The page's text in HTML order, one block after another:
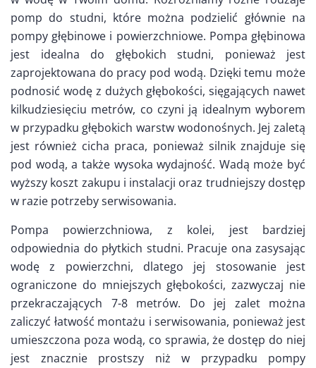
pomp do studni, które można podzielić głównie na
pompy głębinowe i powierzchniowe. Pompa głębinowa
jest idealna do głębokich studni, ponieważ jest
zaprojektowana do pracy pod wodą. Dzięki temu może
podnosić wodę z dużych głębokości, sięgających nawet
kilkudziesięciu metrów, co czyni ją idealnym wyborem
w przypadku głębokich warstw wodonośnych. Jej zaletą
jest również cicha praca, ponieważ silnik znajduje się
pod wodą, a także wysoka wydajność. Wadą może być
wyższy koszt zakupu i instalacji oraz trudniejszy dostęp
w razie potrzeby serwisowania.
Pompa powierzchniowa, z kolei, jest bardziej
odpowiednia do płytkich studni. Pracuje ona zasysając
wodę z powierzchni, dlatego jej stosowanie jest
ograniczone do mniejszych głębokości, zazwyczaj nie
przekraczających 7-8 metrów. Do jej zalet można
zaliczyć łatwość montażu i serwisowania, ponieważ jest
umieszczona poza wodą, co sprawia, że dostęp do niej
jest znacznie prostszy niż w przypadku pompy